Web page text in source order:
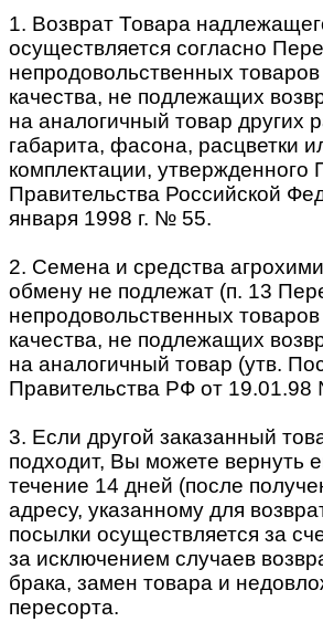
1. Возврат Товара
осуществляется согласно
непродовольственных
качества, не подлежащих
на аналогичный товар других
габарита, фасона, расцветки
комплектации, утвержденного
Правительства Российской
января 1998 г. № 55.
2. Семена и средства
обмену не подлежат (п. 13
непродовольственных
качества, не подлежащих
на аналогичный товар (утв.
Правительства РФ от
3. Если другой заказанный
подходит, Вы можете вернуть
течение 14 дней (после
адресу, указанному для
посылки осуществляется за
за исключением случаев
брака, замен товара и
пересорта.